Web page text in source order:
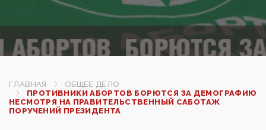
ГЛАВНАЯ
ОБЩЕЕ ДЕЛО
ПРОТИВНИКИ АБОРТОВ БОРЮТСЯ ЗА ДЕМОГРАФИЮ
НЕСМОТРЯ НА ПРАВИТЕЛЬСТВЕННЫЙ САБОТАЖ
ПОРУЧЕНИЙ ПРЕЗИДЕНТА